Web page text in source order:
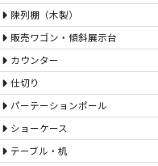
陳列棚（木製）
販売ワゴン・傾斜展示台
カウンター
仕切り
パーテーションポール
ショーケース
テーブル・机